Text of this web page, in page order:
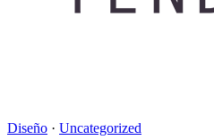
Diseño · Uncategorized